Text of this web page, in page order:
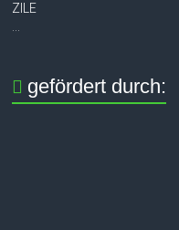
ZILE
gefördert durch: